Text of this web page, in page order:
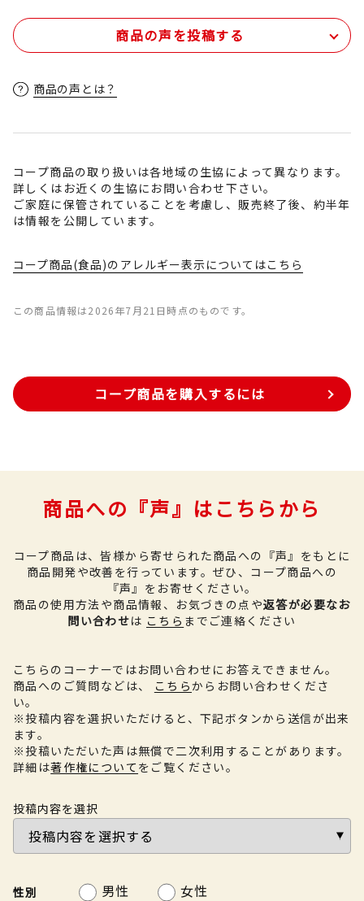
商品の声を投稿する
商品の声とは？
コープ商品の取り扱いは各地域の生協によって異なります。
詳しくはお近くの生協にお問い合わせ下さい。
ご家庭に保管されていることを考慮し、販売終了後、約半年
は情報を公開しています。
コープ商品(食品)のアレルギー表示についてはこちら
この商品情報は2026年7月21日時点のものです。
コープ商品を購入するには
商品への『声』はこちらから
コープ商品は、皆様から寄せられた商品への『声』をもとに
商品開発や改善を行っています。 ぜひ、コープ商品への
『声』をお寄せください。
商品の使用方法や商品情報、お気づきの点や返答が必要なお
問い合わせは こちら までご連絡ください
こちらのコーナーではお問い合わせにお答えできません。
商品へのご質問などは、
こちらからお問い合わせくださ
い。
※投稿内容を選択いただけると、下記ボタンから送信が出来
ます。
※投稿いただいた声は無償で二次利用することがあります。
詳細は著作権について をご覧ください。
投稿内容を選択
性別 男性 女性